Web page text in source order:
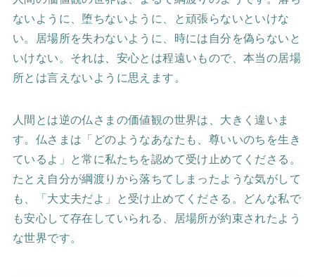
ないように、堕ちないように、と頑張らないといけな
い。居場所を失わないように、時には自分を偽らないと
いけない。それは、安心とは程遠いもので、本当の居場
所とは言えないように思えます。
人間とは逆の仏さまの価値観の世界は、大きく違いま
す。仏さまは「どのようなあなたも、尊いいのちを生き
ているよ」と常に私たちを認めて受け止めてくださる。
たとえ自分が綱渡りから落ちてしまったような気がして
も、「大丈夫だよ」と受け止めてくださる。どんな私で
も安心して存在していられる、居場所が約束されたよう
な世界です。